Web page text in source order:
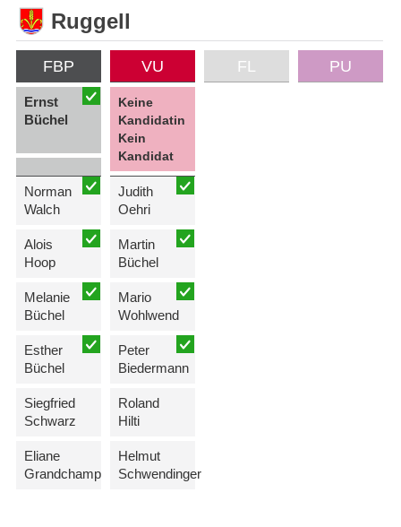
Ruggell
FBP
Ernst
Büchel
Norman
Walch
Alois
Hoop
Melanie
Büchel
Esther
Büchel
Siegfried
Schwarz
Eliane
Grandchamp
VU
Keine
Kandidatin
Kein
Kandidat
Judith
Oehri
Martin
Büchel
Mario
Wohlwend
Peter
Biedermann
Roland
Hilti
Helmut
Schwendinger
FL PU